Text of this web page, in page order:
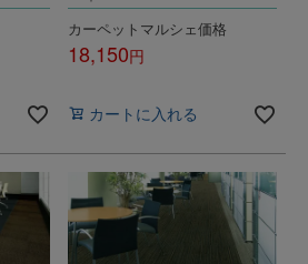
カーペットマルシェ価格
18,150
カートに入れる